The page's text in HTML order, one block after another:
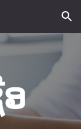
Skip to navigation